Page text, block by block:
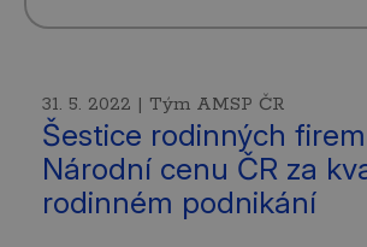
31. 5. 2022 | Tým AMSP ČR
Šestice rodinných
Národní cenu ČR za
rodinném podnikání